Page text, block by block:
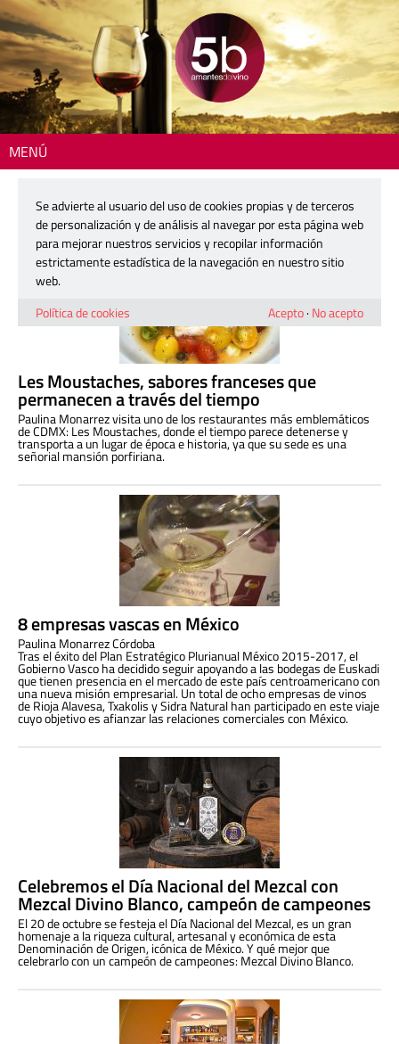
MENÚ
Resultados de búsqueda
Les Moustaches, sabores franceses que
permanecen a través del tiempo
Paulina Monarrez visita uno de los restaurantes más emblemáticos
de CDMX: Les Moustaches, donde el tiempo parece detenerse y
transporta a un lugar de época e historia, ya que su sede es una
señorial mansión porfiriana.
8 empresas vascas en México
Paulina Monarrez Córdoba
Tras el éxito del Plan Estratégico Plurianual México 2015-2017, el
Gobierno Vasco ha decidido seguir apoyando a las bodegas de Euskadi
que tienen presencia en el mercado de este país centroamericano con
una nueva misión empresarial. Un total de ocho empresas de vinos
de Rioja Alavesa, Txakolis y Sidra Natural han participado en este viaje
cuyo objetivo es afianzar las relaciones comerciales con México.
Celebremos el Día Nacional del Mezcal con
Mezcal Divino Blanco, campeón de campeones
El 20 de octubre se festeja el Día Nacional del Mezcal, es un gran
homenaje a la riqueza cultural, artesanal y económica de esta
Denominación de Origen, icónica de México. Y qué mejor que
celebrarlo con un campeón de campeones: Mezcal Divino Blanco.
Se advierte al usuario del uso de cookies propias y de terceros
de personalización y de análisis al navegar por esta página web
para mejorar nuestros servicios y recopilar información
estrictamente estadística de la navegación en nuestro sitio
web.
Política de cookies
Acepto· No acepto